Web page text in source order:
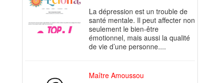
La dépression est un trouble de
santé mentale. Il peut affecter non
seulement le bien-être
émotionnel, mais aussi la qualité
de vie d’une personne....
Maître Amoussou